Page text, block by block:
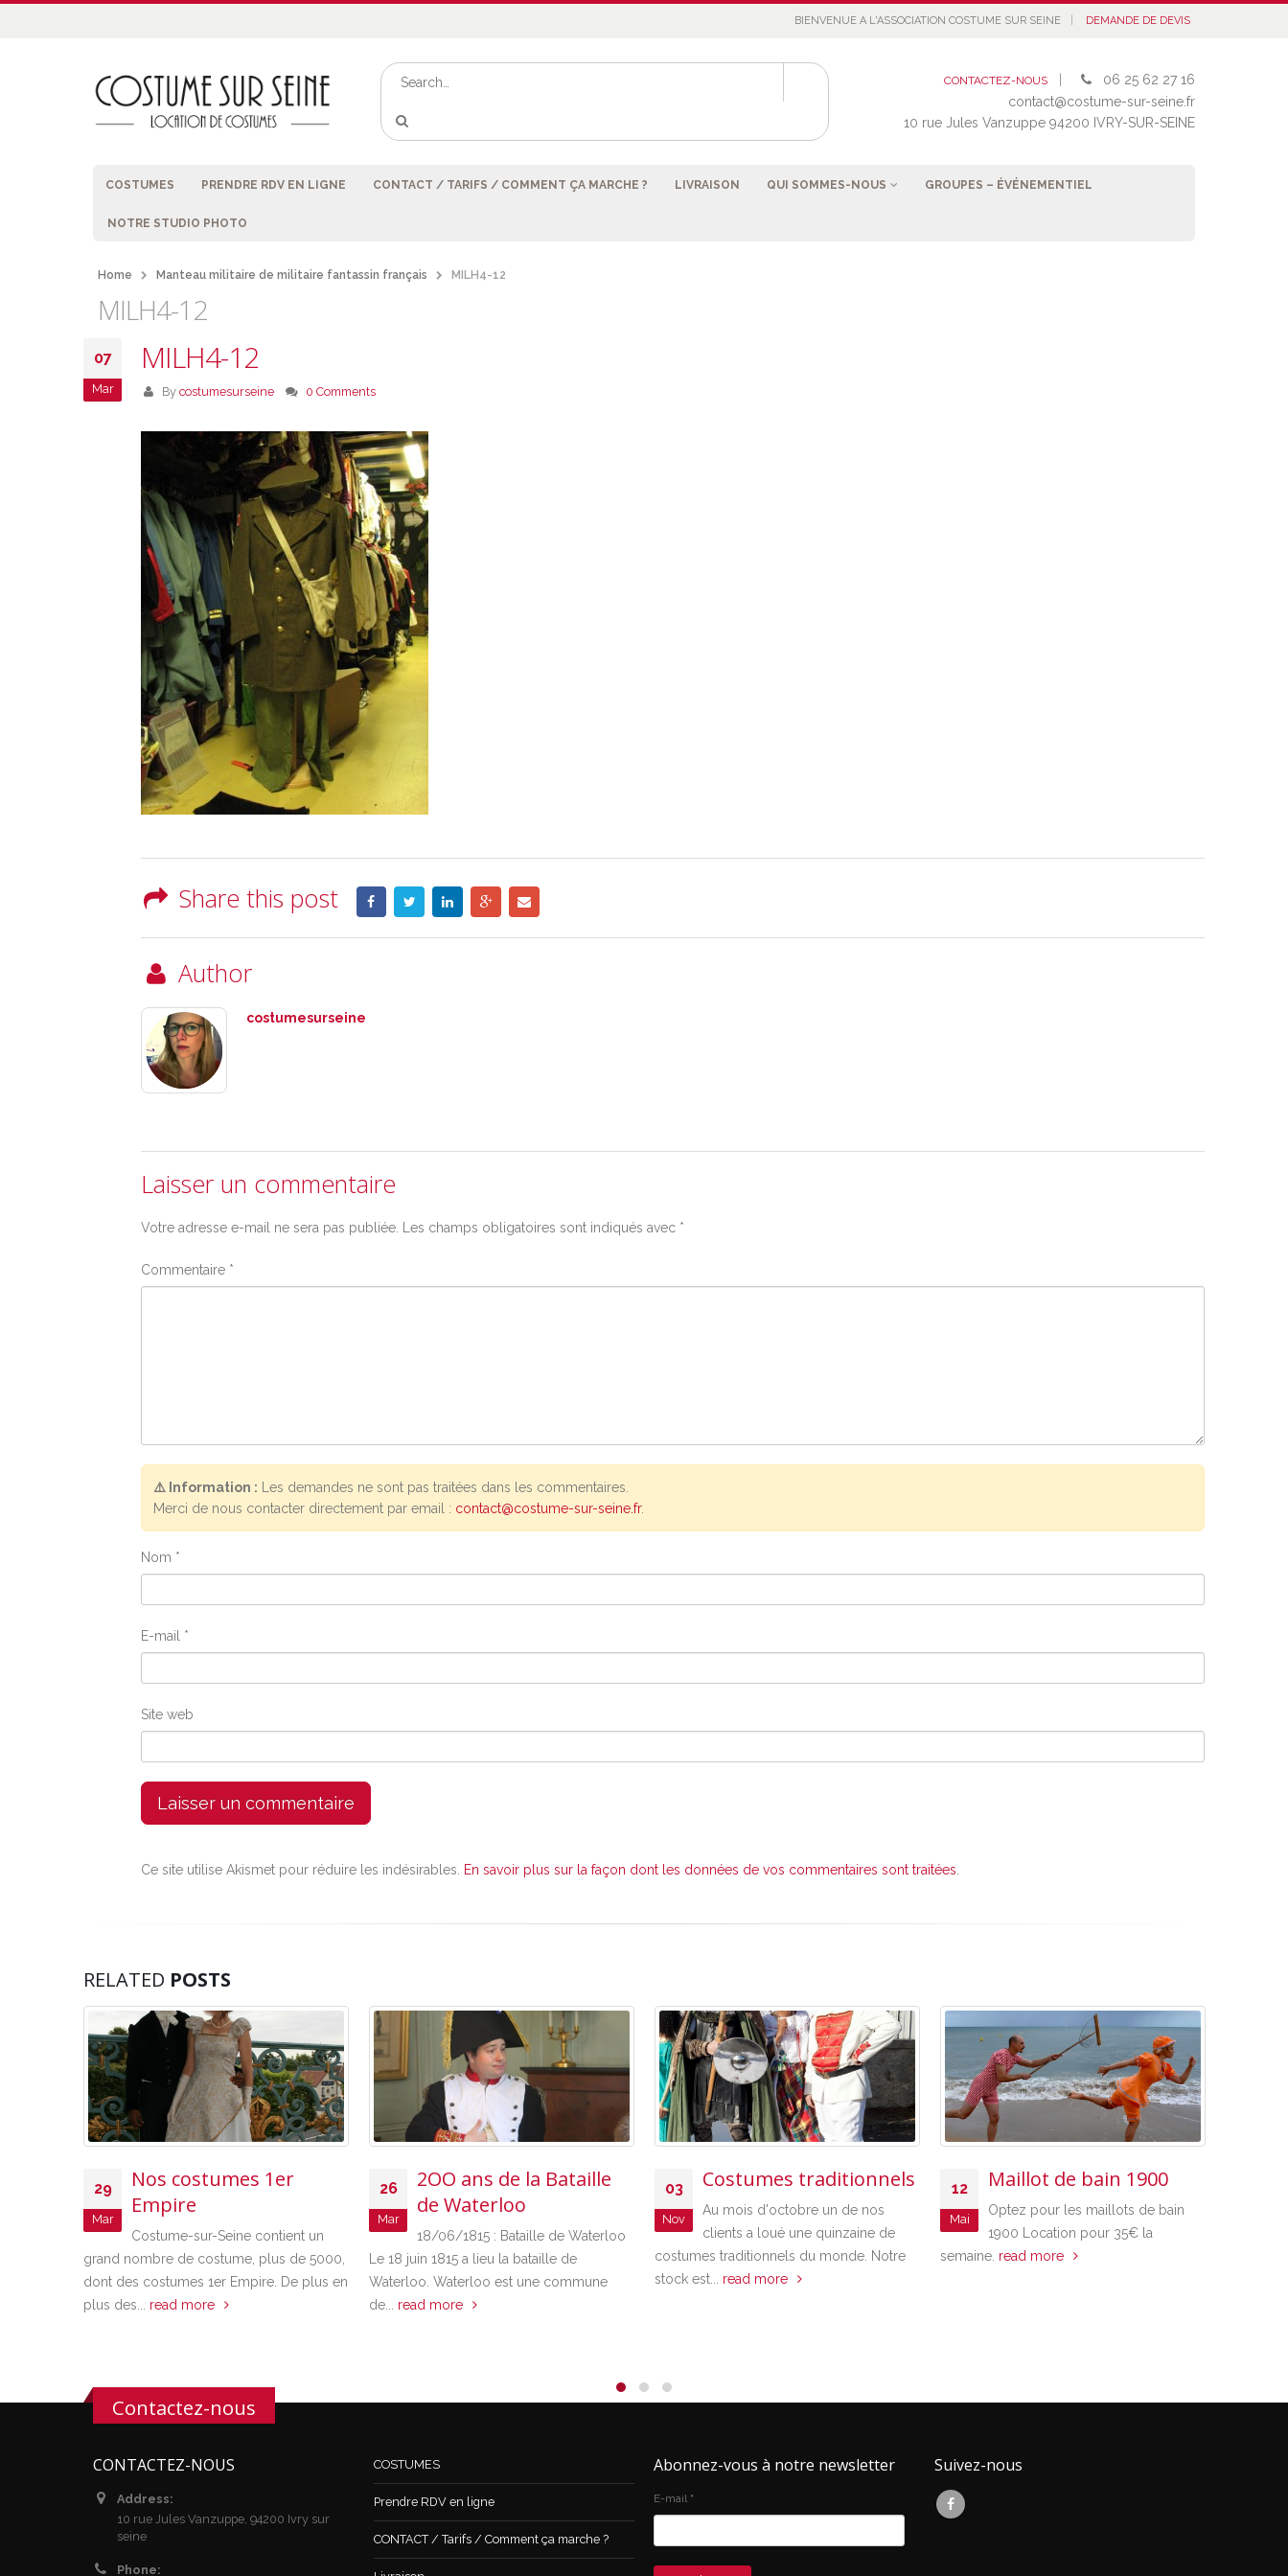
BIENVENUE A L'ASSOCIATION COSTUME SUR SEINE DEMANDE DE DEVIS
CONTACTEZ-NOUS
06 25 62 27 16
contact@costume-sur-seine.fr
10 rue Jules Vanzuppe 94200 IVRY-SUR-SEINE
COSTUMES PRENDRE RDV EN LIGNE CONTACT / TARIFS / COMMENT ÇA MARCHE ? LIVRAISON QUI SOMMES-NOUS GROUPES – ÉVÉNEMENTIEL
NOTRE STUDIO PHOTO
Home Manteau militaire de militaire fantassin français MILH4-12
MILH4-12
07
Mar
MILH4-12
By costumesurseine 0 Comments
Share this post
Author
costumesurseine
Laisser un commentaire
Votre adresse e-mail ne sera pas publiée. Les champs obligatoires sont indiqués avec *
Commentaire *
⚠️ Information : Les demandes ne sont pas traitées dans les commentaires.
Merci de nous contacter directement par email : contact@costume-sur-seine.fr.
Nom *
E-mail *
Site web
Ce site utilise Akismet pour réduire les indésirables. En savoir plus sur la façon dont les données de vos commentaires sont traitées
RELATED POSTS
29
Mar
Nos costumes 1er
Empire
Costume-sur-Seine contient un
grand nombre de costume, plus de 5000,
dont des costumes 1er Empire. De plus en
plus des... read more
26
Mar
2OO ans de la Bataille
de Waterloo
18/06/1815 : Bataille de Waterloo
Le 18 juin 1815 a lieu la bataille de
Waterloo. Waterloo est une commune
de... read more
03
Nov
Costumes traditionnels
Au mois d'octobre un de nos
clients a loué une quinzaine de
costumes traditionnels du monde. Notre
stock est... read more
12
Mai
Maillot de bain 1900
Optez pour les maillots de bain
1900 Location pour 35€ la
semaine. read more
Contactez-nous
CONTACTEZ-NOUS
Address:
10 rue Jules Vanzuppe, 94200 Ivry sur
seine
Phone:
COSTUMES
Prendre RDV en ligne
CONTACT / Tarifs / Comment ça marche ?
Abonnez-vous à notre newsletter
E-mail *
Suivez-nous